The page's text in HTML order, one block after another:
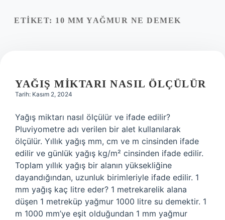
Yasal Uyarı
ETIKET: 10 MM YAĞMUR NE DEMEK
YAĞIŞ MIKTARI NASIL ÖLÇÜLÜR
Tarih: Kasım 2, 2024
Yağış miktarı nasıl ölçülür ve ifade edilir?
Pluviyometre adı verilen bir alet kullanılarak
ölçülür. Yıllık yağış mm, cm ve m cinsinden ifade
edilir ve günlük yağış kg/m² cinsinden ifade edilir.
Toplam yıllık yağış bir alanın yüksekliğine
dayandığından, uzunluk birimleriyle ifade edilir. 1
mm yağış kaç litre eder? 1 metrekarelik alana
düşen 1 metreküp yağmur 1000 litre su demektir. 1
m 1000 mm’ye eşit olduğundan 1 mm yağmur